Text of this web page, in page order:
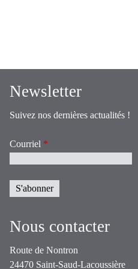
Newsletter
Suivez nos dernières actualités !
Courriel *
Nous contacter
Route de Nontron
24470 Saint-Saud-Lacoussière